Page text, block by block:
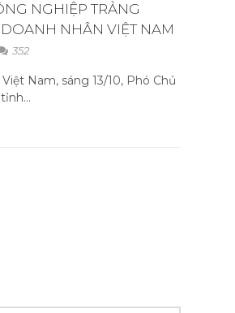
NGHIỆP TRẢNG
NHÂN VIỆT NAM
352
Nam, sáng 13/10, Phó Chủ